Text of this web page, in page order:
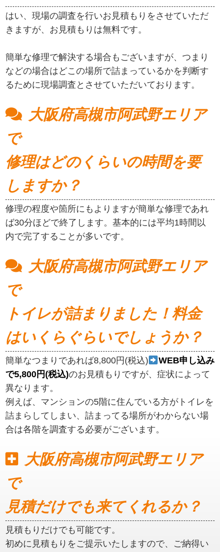
はい、現場の調査を行いお見積もりをさせていただ
きますが、お見積もりは無料です。
簡単な修理で解決する場合もございますが、つまり
などの場合はどこの場所で詰まっているかを判断す
るために現場調査とさせていただいております。
大阪府高槻市阿武野エリア
で
修理はどのくらいの時間を要
しますか？
修理の程度や箇所にもよりますが簡単な修理であれ
ば30分ほどで終了します。基本的には平均1時間以
内で完了することが多いです。
大阪府高槻市阿武野エリア
で
トイレが詰まりました！料金
はいくらぐらいでしょうか？
簡単なつまりであれば8,800円(税込)
WEB申し込み
で5,800円(税込)のお見積もりですが、症状によって
異なります。
例えば、マンションの5階に住んでいる方がトイレを
詰まらしてしまい、詰まってる場所がわからない場
合は各階を調査する必要がございます。
大阪府高槻市阿武野エリア
で
見積だけでも来てくれるか？
見積もりだけでも可能です。
初めに見積もりをご提示いたしますので、ご納得い